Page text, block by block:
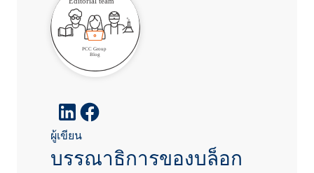
ผู้เขียน
บรรณาธิการของบล็อก